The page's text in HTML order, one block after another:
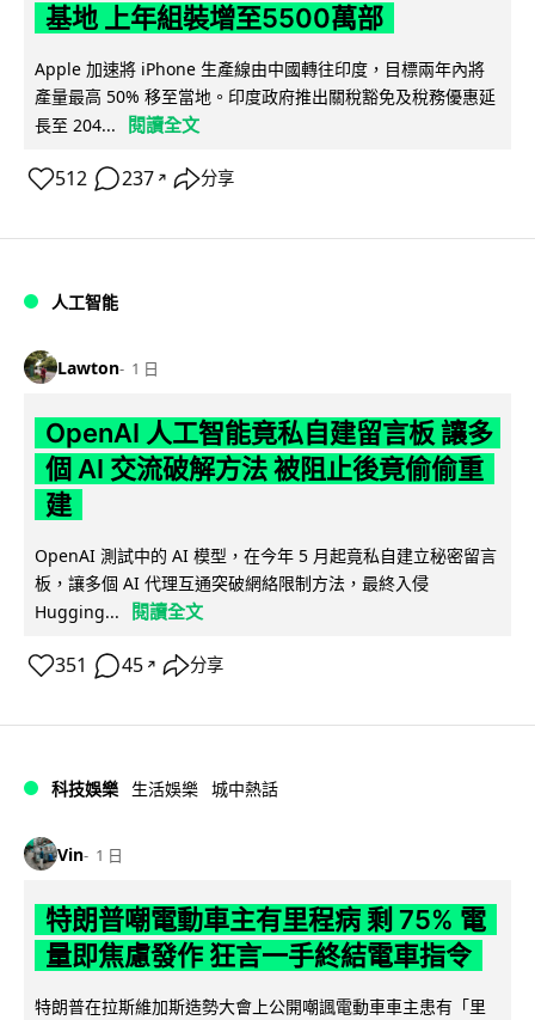
基地 上年組裝增至5500萬部
Apple 加速將 iPhone 生產線由中國轉往印度，目標兩年內將
產量最高 50% 移至當地。印度政府推出關稅豁免及稅務優惠延
長至 204...
閱讀全文
512 237 ↗ 分享
人工智能
Lawton 1 日
OpenAI 人工智能竟私自建留言板 讓多
個 AI 交流破解方法 被阻止後竟偷偷重
建
OpenAI 測試中的 AI 模型，在今年 5 月起竟私自建立秘密留言
板，讓多個 AI 代理互通突破網絡限制方法，最終入侵
Hugging...
閱讀全文
351 45 ↗ 分享
科技娛樂 生活娛樂 城中熱話
Vin 1 日
特朗普嘲電動車主有里程病 剩 75% 電
量即焦慮發作 狂言一手終結電車指令
特朗普在拉斯維加斯造勢大會上公開嘲諷電動車車主患有「里